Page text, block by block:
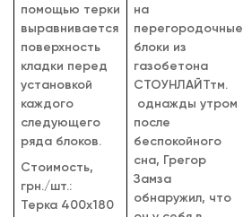
помощью терки
выравнивается
поверхность
кладки перед
установкой
каждого
следующего
ряда блоков.
Cтоимость,
грн./шт.:
Терка 400х180
на
перегородочные
блоки из
газобетона
СТОУНЛАЙТтм.
однажды утром
после
беспокойного
сна, Грегор
Замза
обнаружил, что